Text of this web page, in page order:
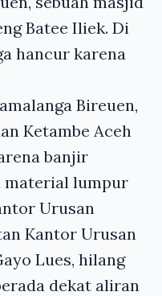
Batee Iliek. Di
hancur karena
Bireuen,
Ketambe Aceh
banjir
material lumpur
Urusan
Kantor Urusan
Lues, hilang
dekat aliran